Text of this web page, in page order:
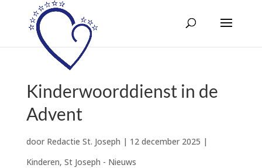
Kinderwoorddienst in de
Advent
door Redactie St. Joseph | 12 december 2025 |
Kinderen, St Joseph - Nieuws